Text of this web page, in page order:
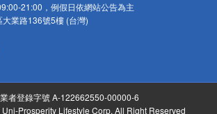
21:00，例假日依網站公告為主
大業路136號5樓 (台灣)
者登錄字號 A-122662550-00000-6
Prosperity Lifestyle Corp. All Right Reserved